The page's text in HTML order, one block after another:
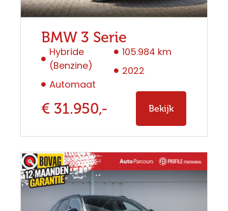
BMW 3 Serie
Hybride
(Benzine)
Automaat
105.984 km
2022
€ 31.950,- Bekijk